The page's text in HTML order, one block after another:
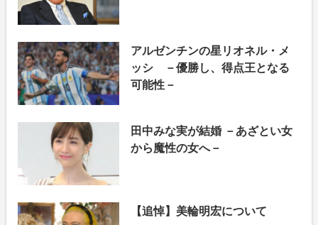
アルゼンチンの星リオネル・メ
ッシ －優勝し、得点王となる
可能性－
田中みな実が結婚 －あざとい女
から魔性の女へ－
【追悼】美輪明宏について